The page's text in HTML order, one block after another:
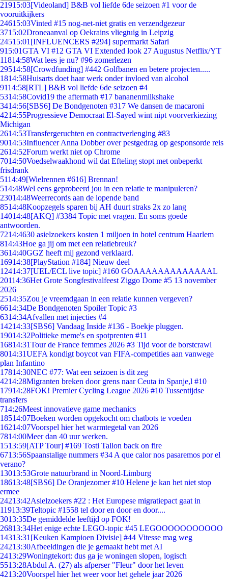
21915:03[Videoland] B&B vol liefde 6de seizoen #1 voor de
vooruitkijkers
24615:03Vinted #15 nog-net-niet gratis en verzendgezeur
3715:02Droneaanval op Oekrains vliegtuig in Leipzig
24515:01 [INFLUENCERS #294] supermarkt Safari
915:01GTA VI #12 GTA VI Extended look 27 Augustus Netflix/YT
11814:58Wat lees je nu? #96 zomerlezen
29514:58[Crowdfunding] #442 Golfbanen en betere projecten.....
1814:58Huisarts doet haar werk onder invloed van alcohol
9114:58[RTL] B&B vol liefde 6de seizoen #4
5314:58Covid19 the aftermath #17 bananenmilkshake
3414:56[SBS6] De Bondgenoten #317 We dansen de macaroni
4214:55Progressieve Democraat El-Sayed wint nipt voorverkiezing
Michigan
2614:53Transfergeruchten en contractverlenging #83
9014:53Influencer Anna Dobber over pestgedrag op gesponsorde reis
2614:52Forum werkt niet op Chrome
7014:50Voedselwaakhond wil dat Efteling stopt met onbeperkt
frisdrank
5114:49[Wielrennen #616] Brennan!
514:48Wel eens geprobeerd jou in een relatie te manipuleren?
23014:48Weerrecords aan de lopende band
8514:48Koopzegels sparen bij AH duurt straks 2x zo lang
14014:48[AKQ] #3384 Topic met vragen. En soms goede
antwoorden.
7214:4630 asielzoekers kosten 1 miljoen in hotel centrum Haarlem
814:43Hoe ga jij om met een relatiebreuk?
3614:40GGZ heeft mij gezond verklaard.
16914:38[PlayStation #184] Nieuw deel
12414:37[UEL/ECL live topic] #160 GOAAAAAAAAAAAAAL
20114:36Het Grote Songfestivalfeest Ziggo Dome #5 13 november
2026
2514:35Zou je vreemdgaan in een relatie kunnen vergeven?
6614:34De Bondgenoten Spoiler Topic #3
6314:34Afvallen met injecties #4
14214:33[SBS6] Vandaag Inside #136 - Boekje pluggen.
19014:32Politieke meme's en spotprenten #11
16814:31Tour de France femmes 2026 #3 Tijd voor de borstcrawl
8014:31UEFA kondigt boycot van FIFA-competities aan vanwege
plan Infantino
17814:30NEC #77: Wat een seizoen is dit zeg
4214:28Migranten breken door grens naar Ceuta in Spanje,l #10
17914:28FOK! Premier Cycling League 2026 #10 Tussentijdse
transfers
714:26Meest innovatieve game mechanics
18514:07Boeken worden opgekocht om chatbots te voeden
16214:07Voorspel hier het warmtegetal van 2026
7814:00Meer dan 40 uur werken.
1513:59[ATP Tour] #169 Tosti Tallon back on fire
6713:56Spaanstalige nummers #34 A que calor nos pasaremos por el
verano?
13013:53Grote natuurbrand in Noord-Limburg
18613:48[SBS6] De Oranjezomer #10 Helene je kan het niet stop
ermee
24213:42Asielzoekers #22 : Het Europese migratiepact gaat in
11913:39Teltopic #1558 tel door en door en door....
3013:35De gemiddelde leeftijd op FOK!
26813:34Het enige echte LEGO-topic #45 LEGOOOOOOOOOOO
14313:31 [Keuken Kampioen Divisie] #44 Vitesse mag weg
24213:30Afbeeldingen die je gemaakt hebt met AI
2413:29Woningtekort: dus ga je woningen slopen, logisch
5513:28Abdul A. (27) als afperser "Fleur" door het leven
4213:20Voorspel hier het weer voor het gehele jaar 2026